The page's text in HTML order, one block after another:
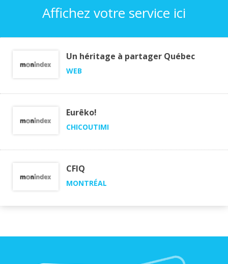
Affichez votre service ici
Un héritage à partager Québec
WEB
Eurêko!
CHICOUTIMI
CFIQ
MONTRÉAL